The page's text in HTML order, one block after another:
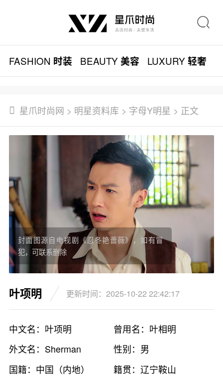
FASHION 时装 BEAUTY美容 LUXURY轻奢
星爪时尚网 > 明星资料库 > 字母Y明星 > 正文
封面图源自电视剧《忍冬艳蔷薇》，如有冒
犯，可联系删除
叶项明 更新时间：2025-10-22 22:42:17
中文名：叶项明
曾用名：叶相明
外文名：Sherman
性别：男
国籍：中国（内地）
籍贯：辽宁鞍山